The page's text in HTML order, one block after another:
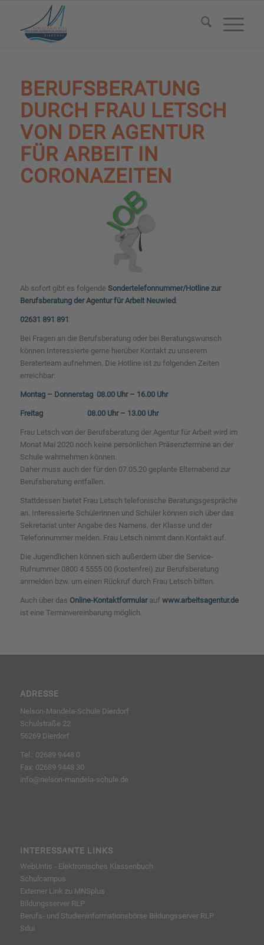
BERUFSBERATUNG
DURCH FRAU LETSCH
VON DER AGENTUR
FÜR ARBEIT IN
CORONAZEITEN
Ab sofort gibt es folgende Sondertelefonnummer/Hotline zur
Berufsberatung der Agentur für Arbeit Neuwied :
02631 891 891
Bei Fragen an die Berufsberatung oder bei Beratungswunsch
können Interessierte gerne hierüber Kontakt zu unserem
Beraterteam aufnehmen. Die Hotline ist zu folgenden Zeiten
erreichbar:
Montag – Donnerstag 08.00 Uhr – 16.00 Uhr
Freitag 08.00 Uhr – 13.00 Uhr
Frau Letsch von der Berufsberatung der Agentur für Arbeit wird im
Monat Mai 2020 noch keine persönlichen Präsenztermine an der
Schule wahrnehmen können.
Daher muss auch der für den 07.05.20 geplante Elternabend zur
Berufsberatung entfallen.
Stattdessen bietet Frau Letsch telefonische Beratungsgespräche
an. Interessierte Schülerinnen und Schüler können sich über das
Sekretariat unter Angabe des Namens, der Klasse und der
Telefonnummer melden. Frau Letsch nimmt dann Kontakt auf.
Die Jugendlichen können sich außerdem über die Service-
Rufnummer 0800 4 5555 00 (kostenfrei) zur Berufsberatung
anmelden bzw. um einen Rückruf durch Frau Letsch bitten.
Auch über das Online-Kontaktformular auf www.arbeitsagentur.de
ist eine Terminvereinbarung möglich.
ADRESSE
Nelson-Mandela-Schule Dierdorf
Schulstraße 22
56269 Dierdorf
Tel.: 02689 9448 0
Fax: 02689 9448 30
info@nelson-mandela-schule.de
INTERESSANTE LINKS
WebUntis - Elektronisches Klassenbuch
Schulcampus
Externer Link zu MNSplus
Bildungsserver RLP
Berufs- und Studieninformationsbörse Bildungsserver RLP
Sdui